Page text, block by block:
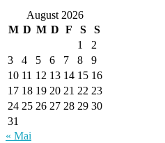
August 2026
M D M D F S
S
1
2
3
4 5 6 7 8
9
10 11 12 13 14 15 16
17 18 19 20 21 22 23
24 25 26 27 28 29 30
31
« Mai